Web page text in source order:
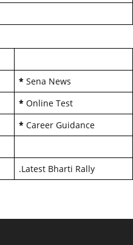
* Sena News
* Online Test
* Career Guidance
.Latest Bharti Rally